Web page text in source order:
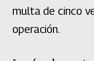
multa de cinco
operación.